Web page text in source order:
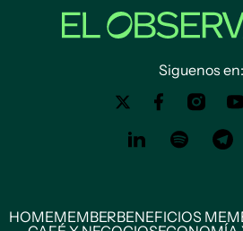
Siguenos en:
HOMEMEMBERBENEFICIOS